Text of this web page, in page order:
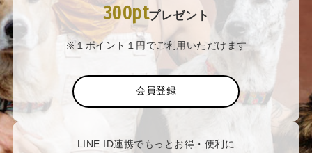
300ptプレゼント
※１ポイント１円でご利用いただけます
会員登録
LINE ID連携でもっとお得・便利に